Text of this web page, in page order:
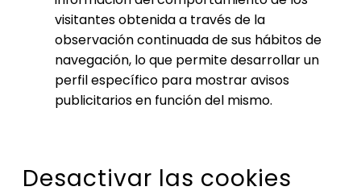
visitantes obtenida a través de la
observación continuada de sus hábitos de
navegación, lo que permite desarrollar un
perfil específico para mostrar avisos
publicitarios en función del mismo.
Desactivar las cookies